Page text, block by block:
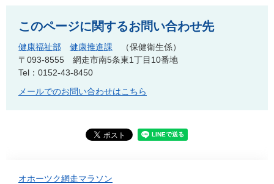
このページに関するお問い合わせ先
健康福祉部 健康推進課
保健衛生係
〒093-8555
網走市南5条東1丁目10番地
Tel：0152-43-8450
メールでのお問い合わせはこちら
オホーツク網走マラソン